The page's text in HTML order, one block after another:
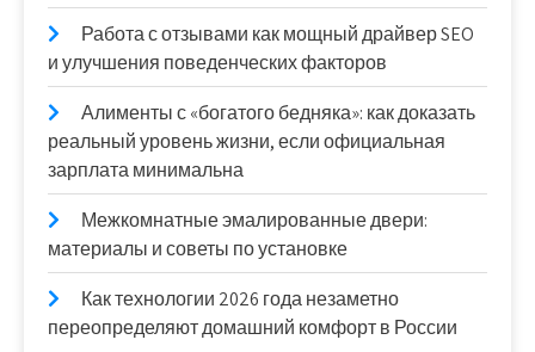
Работа с отзывами как мощный драйвер SEO
и улучшения поведенческих факторов
Алименты с «богатого бедняка»: как доказать
реальный уровень жизни, если официальная
зарплата минимальна
Межкомнатные эмалированные двери:
материалы и советы по установке
Как технологии 2026 года незаметно
переопределяют домашний комфорт в России